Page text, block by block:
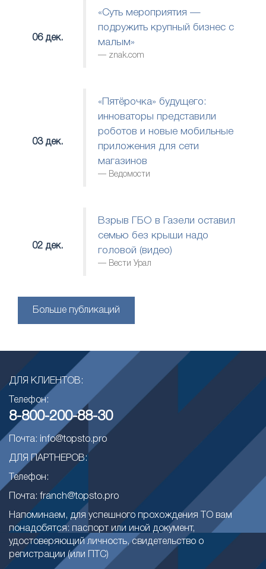
06 дек.
«Суть мероприятия —
подружить крупный бизнес с
малым»
znak.com
03 дек.
«Пятёрочка» будущего:
инноваторы представили
роботов и новые мобильные
приложения для сети
магазинов
Ведомости
02 дек.
Взрыв ГБО в Газели оставил
семью без крыши надо
головой (видео)
Вести Урал
Больше публикаций
ДЛЯ КЛИЕНТОВ:
Телефон:
8-800-200-88-30
Почта: info@topsto.pro
ДЛЯ ПАРТНЕРОВ:
Телефон:
Почта: franch@topsto.pro
Напоминаем, для успешного прохождения ТО вам
понадобятся: паспорт или иной документ,
удостоверяющий личность, свидетельство о
регистрации (или ПТС)